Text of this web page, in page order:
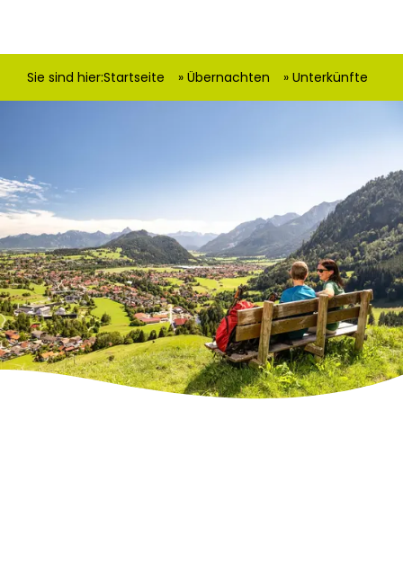
Sie sind hier:Startseite Übernachten Unterkünfte